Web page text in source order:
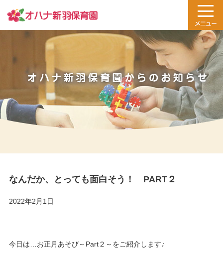
なんだか、とっても面白そう！ PART２
2022年2月1日
今日は…お正月あそび～Part２～をご紹介します♪